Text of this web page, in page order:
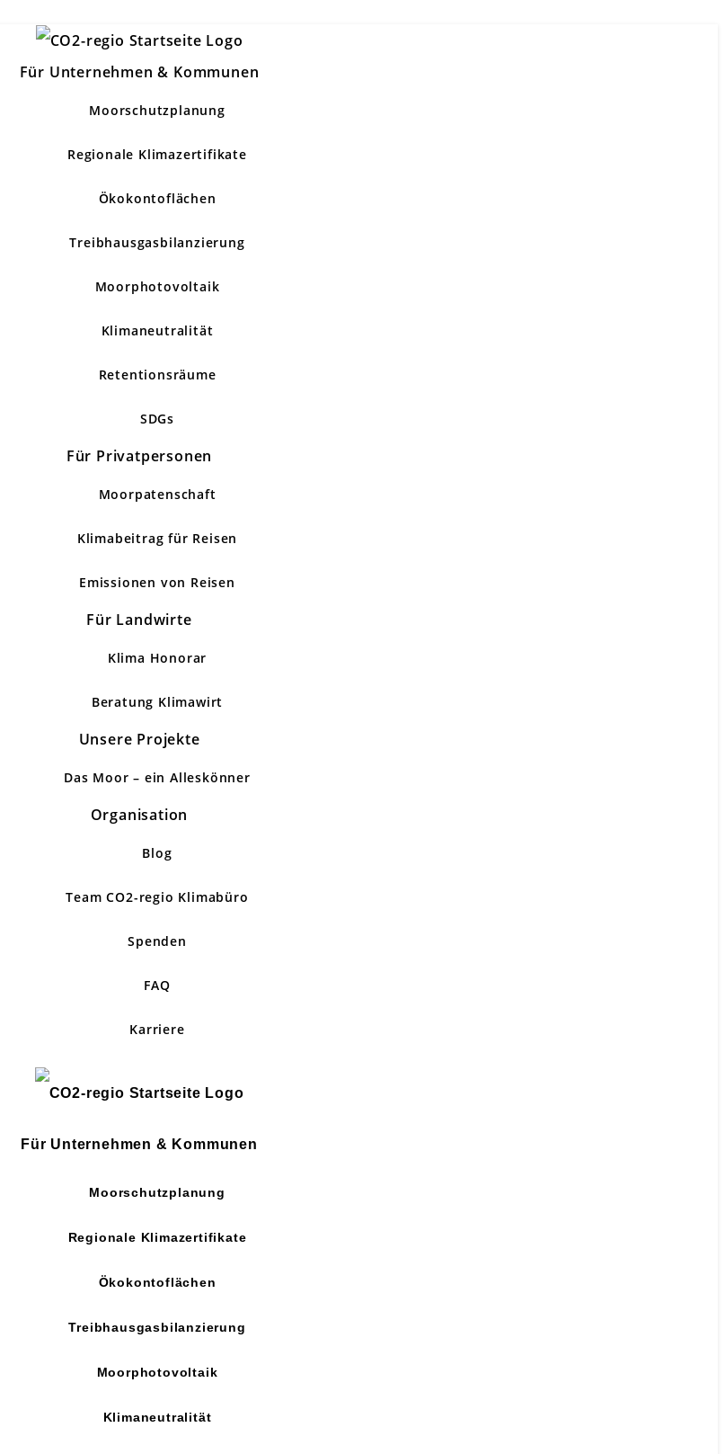
Für Unternehmen & Kommunen
Moorschutzplanung
Regionale Klimazertifikate
Ökokontoflächen
Treibhausgasbilanzierung
Moorphotovoltaik
Klimaneutralität
Retentionsräume
SDGs
Für Privatpersonen
Moorpatenschaft
Klimabeitrag für Reisen
Emissionen von Reisen
Für Landwirte
Klima Honorar
Beratung Klimawirt
Unsere Projekte
Das Moor – ein Alleskönner
Organisation
Blog
Team CO2-regio Klimabüro
Spenden
FAQ
Karriere
Für Unternehmen & Kommunen
Moorschutzplanung
Regionale Klimazertifikate
Ökokontoflächen
Treibhausgasbilanzierung
Moorphotovoltaik
Klimaneutralität